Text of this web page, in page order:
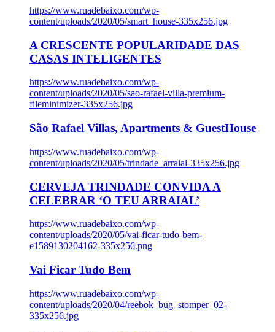
https://www.ruadebaixo.com/wp-
content/uploads/2020/05/smart_house-335x256.jpg
A CRESCENTE POPULARIDADE DAS
CASAS INTELIGENTES
https://www.ruadebaixo.com/wp-
content/uploads/2020/05/sao-rafael-villa-premium-
fileminimizer-335x256.jpg
São Rafael Villas, Apartments & GuestHouse
https://www.ruadebaixo.com/wp-
content/uploads/2020/05/trindade_arraial-335x256.jpg
CERVEJA TRINDADE CONVIDA A
CELEBRAR ‘O TEU ARRAIAL’
https://www.ruadebaixo.com/wp-
content/uploads/2020/05/vai-ficar-tudo-bem-
e1589130204162-335x256.png
Vai Ficar Tudo Bem
https://www.ruadebaixo.com/wp-
content/uploads/2020/04/reebok_bug_stomper_02-
335x256.jpg